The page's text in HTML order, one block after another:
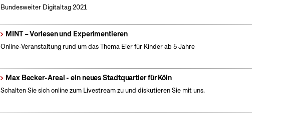
Bundesweiter Digitaltag 2021
MINT – Vorlesen und Experimentieren
Online-Veranstaltung rund um das Thema Eier für Kinder ab 5 Jahre
Max Becker-Areal - ein neues Stadtquartier für Köln
Schalten Sie sich online zum Livestream zu und diskutieren Sie mit uns.